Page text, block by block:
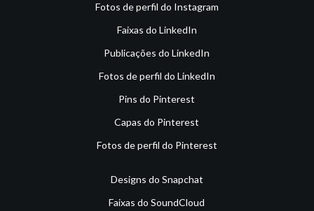
Fotos de perfil do Instagram
Faixas do LinkedIn
Publicações do LinkedIn
Fotos de perfil do LinkedIn
Pins do Pinterest
Capas do Pinterest
Fotos de perfil do Pinterest
Designs do Snapchat
Faixas do SoundCloud